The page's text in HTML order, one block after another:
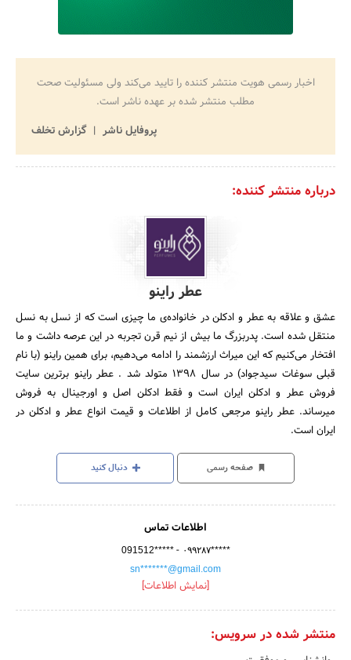
اخبار رسمی هویت منتشر کننده را تایید می‌کند ولی مسئولیت صحت
مطلب منتشر شده بر عهده ناشر است.
پروفایل ناشر
گزارش تخلف
درباره منتشر کننده:
عطر راینو
عشق و علاقه به عطر و ادکلن در خانواده‌ی ما چیزی است که از نسل به نسل
منتقل شده است. پدربزرگ ما بیش از نیم قرن تجربه در این عرصه داشت و ما
افتخار می‌کنیم که این میراث ارزشمند را ادامه می‌دهیم، برای همین راینو (با نام
قبلی سوغات سیدجواد) در سال ۱۳۹۸ متولد شد . عطر راینو برترین سایت
فروش عطر و ادکلن ایران است و فقط ادکلن اصل و اورجینال به فروش
میرساند. عطر راینو مرجعی کامل از اطلاعات و قیمت انواع عطر و ادکلن در
ایران است.
صفحه رسمی دنبال کنید
اطلاعات تماس
091512***** - ۰۹۹۲۸۷*****
sn*******@gmail.com
[نمایش اطلاعات]
منتشر شده در سرویس: